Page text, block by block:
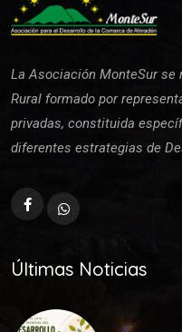
La Asociación MonteSur se
Rural formado por
privadas, constituida
diferentes estrategias de
Últimas Noticias